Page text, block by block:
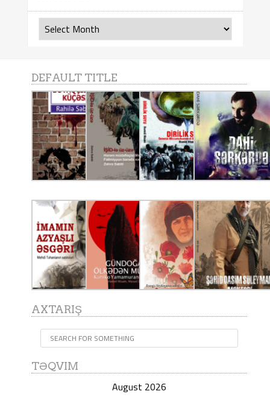
Archives
DEFAULT TITLE
AXTARIŞ
TƏQVIM
August 2026